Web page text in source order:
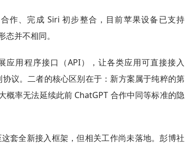
作、完成 Siri 初步整合，目前苹果设备已支持
并不相同。
应用程序接口（API），让各类应用可直接接入
议。二者的核心区别在于：新方案属于纯粹的第
概率无法延续此前 ChatGPT 合作中同等标准的隐
套全新接入框架，但相关工作尚未落地。彭博社